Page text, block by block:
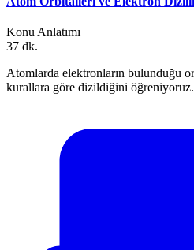
Konu Anlatımı
37 dk.
Atomlarda elektronların bulunduğu
kurallara göre dizildiğini öğreniyoruz.